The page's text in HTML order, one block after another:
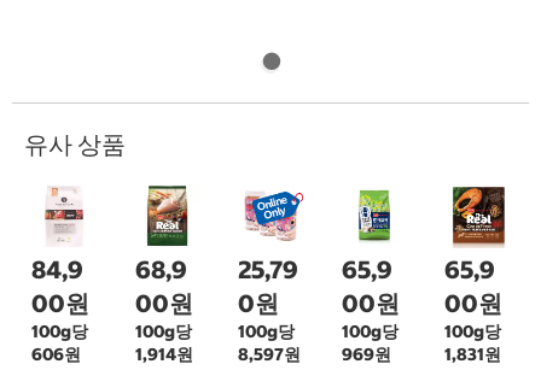
유사 상품
84,9
00원
100g당
606원
68,9
00원
100g당
1,914원
25,79
0원
100g당
8,597원
65,9
00원
100g당
969원
65,9
00원
100g당
1,831원